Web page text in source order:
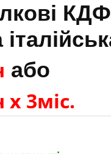
або
х 3міс.